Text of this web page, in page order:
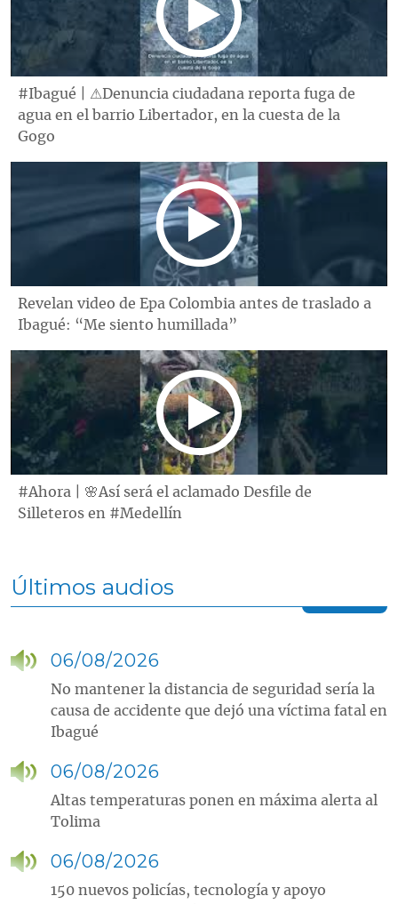
#Ibagué | ⚠Denuncia ciudadana reporta fuga de
agua en el barrio Libertador, en la cuesta de la
Gogo
Revelan video de Epa Colombia antes de traslado a
Ibagué: “Me siento humillada”
#Ahora | 🌸Así será el aclamado Desfile de
Silleteros en #Medellín
Últimos audios
06/08/2026
No mantener la distancia de seguridad sería la
causa de accidente que dejó una víctima fatal en
Ibagué
06/08/2026
Altas temperaturas ponen en máxima alerta al
Tolima
06/08/2026
150 nuevos policías, tecnología y apoyo